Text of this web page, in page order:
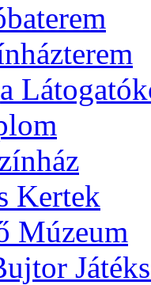
Kertek
Múzeum